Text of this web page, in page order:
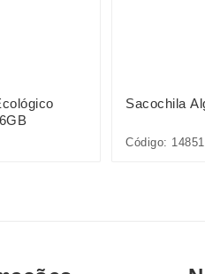
Sacochila
Código: 14851